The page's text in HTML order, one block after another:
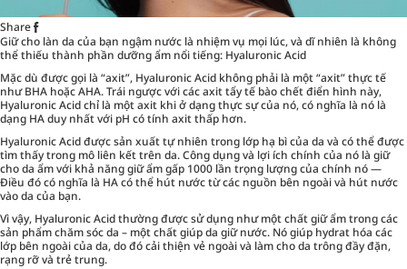
Share
Giữ cho làn da của bạn ngậm nước là nhiệm vụ mọi lúc, và dĩ nhiên là không
thể thiếu thành phần dưỡng ẩm nổi tiếng: Hyaluronic Acid
Mặc dù được gọi là “axit”, Hyaluronic Acid không phải là một “axit” thực tế
như BHA hoặc AHA. Trái ngược với các axit tẩy tế bào chết điển hình này,
Hyaluronic Acid chỉ là một axit khi ở dạng thực sự của nó, có nghĩa là nó là
dạng HA duy nhất với pH có tính axit thấp hơn.
Hyaluronic Acid được sản xuất tự nhiên trong lớp hạ bì của da và có thể được
tìm thấy trong mô liên kết trên da. Công dụng và lợi ích chính của nó là giữ
cho da ẩm với khả năng giữ ẩm gấp 1000 lần trọng lượng của chính nó —
Điều đó có nghĩa là HA có thể hút nước từ các nguồn bên ngoài và hút nước
vào da của bạn.
Vì vậy, Hyaluronic Acid thường được sử dụng như một chất giữ ẩm trong các
sản phẩm chăm sóc da – một chất giúp da giữ nước. Nó giúp hydrat hóa các
lớp bên ngoài của da, do đó cải thiện vẻ ngoài và làm cho da trông đầy đặn,
rạng rỡ và trẻ trung.